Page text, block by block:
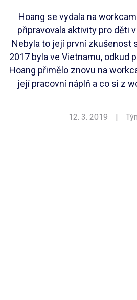
Jako firma
Hoang se vydala na
připravovala aktivity pro děti
Nebyla to její první zkušenost
2017 byla ve Vietnamu, odkud
Hoang přimělo znovu na
její pracovní náplň a co si z
12. 3. 2019 |